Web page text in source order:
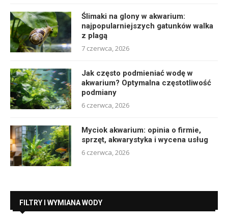
Ślimaki na glony w akwarium:
najpopularniejszych gatunków walka
z plagą
7 czerwca, 2026
Jak często podmieniać wodę w
akwarium? Optymalna częstotliwość
podmiany
6 czerwca, 2026
Myciok akwarium: opinia o firmie,
sprzęt, akwarystyka i wycena usług
6 czerwca, 2026
FILTRY I WYMIANA WODY